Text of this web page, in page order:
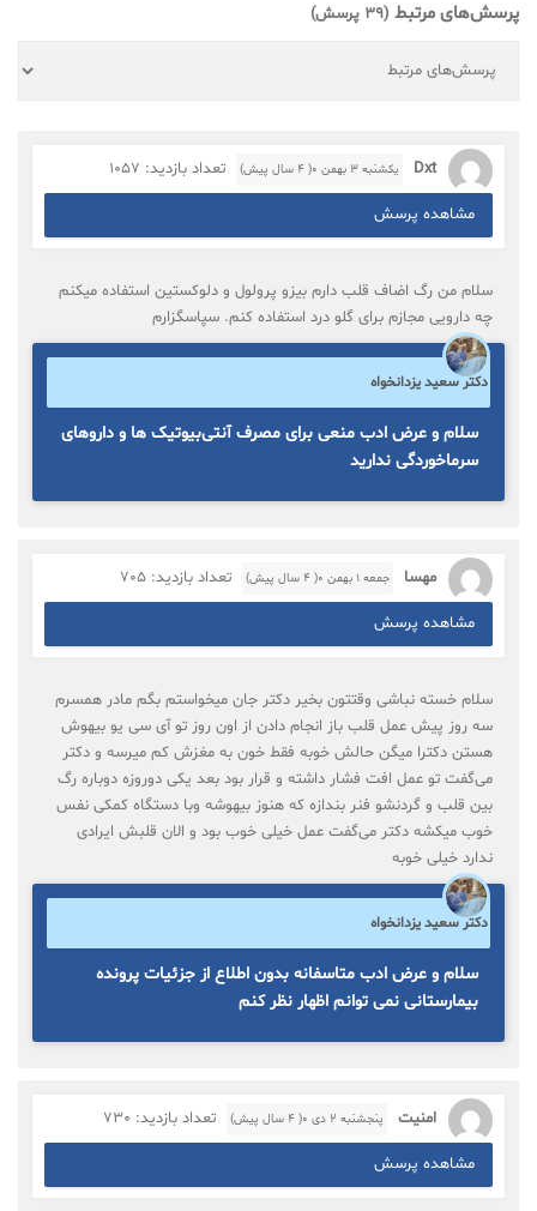
پرسش‌های مرتبط (39 پرسش)
Dxt یکشنبه ۳ بهمن ۰( 4 سال پیش) تعداد بازدید: 1057
مشاهده پرسش
سلام من رگ اضاف قلب دارم بیزو پرولول و دلوکستین استفاده میکنم
چه دارویی مجازم برای گلو درد استفاده کنم. سپاسگزارم
دکتر سعید یزدانخواه
سلام و عرض ادب منعی برای مصرف آنتی‌بیوتیک ها و داروهای
سرماخوردگی ندارید
مهسا جمعه ۱ بهمن ۰( 4 سال پیش) تعداد بازدید: 705
مشاهده پرسش
سلام خسته نباشی وقتتون بخیر دکتر جان میخواستم بگم مادر همسرم
سه روز پیش عمل قلب باز انجام دادن از اون روز تو آی سی یو بیهوش
هستن دکترا میگن حالش خوبه فقط خون به مغزش کم میرسه و دکتر
می‌گفت تو عمل افت فشار داشته و قرار بود بعد یکی دوروزه دوباره رگ
بین قلب و گردنشو فنر بندازه که هنوز بیهوشه وبا دستگاه کمکی نفس
خوب میکشه دکتر می‌گفت عمل خیلی خوب بود و الان قلبش ایرادی
ندارد خیلی خوبه
دکتر سعید یزدانخواه
سلام و عرض ادب متاسفانه بدون اطلاع از جزئیات پرونده
بیمارستانی نمی توانم اظهار نظر کنم
امنیت پنجشنبه ۲ دی ۰( 4 سال پیش) تعداد بازدید: 730
مشاهده پرسش